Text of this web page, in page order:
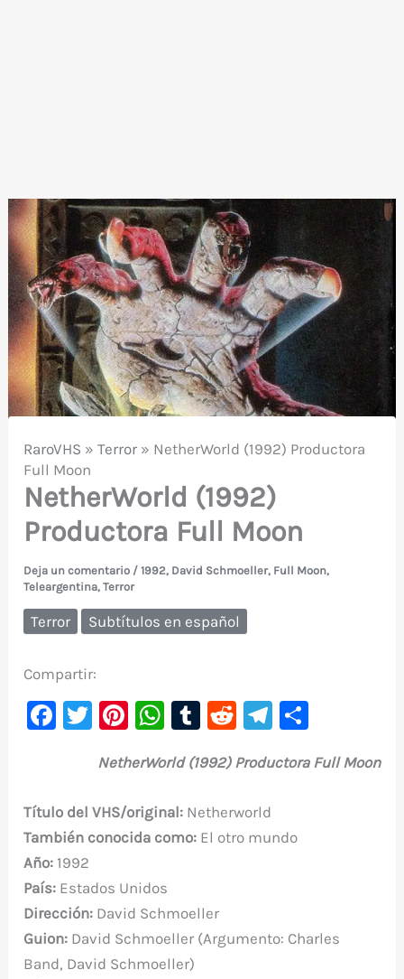
RaroVHS »Terror » NetherWorld (1992) Productora
Full Moon
NetherWorld (1992)
Productora Full Moon
Deja un comentario /1992, David Schmoeller, Full Moon,
Teleargentina,Terror
Terror Subtítulos en español
Compartir:
F
e
b
o
o
k
T
it
te
r
Pi
er
e
st
W
at
s
A
p
T
m
bl
r
R
d
di
t
Te
gr
m
m
NetherWorld (1992) Productora Full Moon
Título del VHS/original: Netherworld
También conocida como: El otro mundo
Año: 1992
País: Estados Unidos
Dirección: David Schmoeller
Guion: David Schmoeller (Argumento: Charles
Band, David Schmoeller)